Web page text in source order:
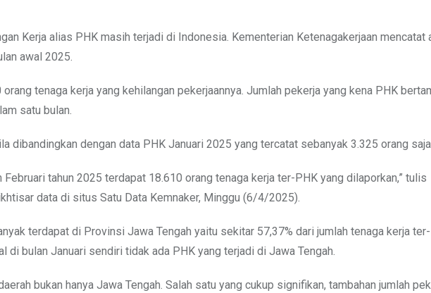
Kerja alias PHK masih terjadi di Indonesia. Kementerian Ketenagakerjaan mencatat
awal 2025.
tenaga kerja yang kehilangan pekerjaannya. Jumlah pekerja yang kena PHK
satu bulan.
dibandingkan dengan data PHK Januari 2025 yang tercatat sebanyak 3.325 orang
tahun 2025 terdapat 18.610 orang tenaga kerja ter-PHK yang dilaporkan,” tulis
data di situs Satu Data Kemnaker, Minggu (6/4/2025).
terdapat di Provinsi Jawa Tengah yaitu sekitar 57,37% dari jumlah tenaga kerja
di bulan Januari sendiri tidak ada PHK yang terjadi di Jawa Tengah.
bukan hanya Jawa Tengah. Salah satu yang cukup signifikan, tambahan jumlah